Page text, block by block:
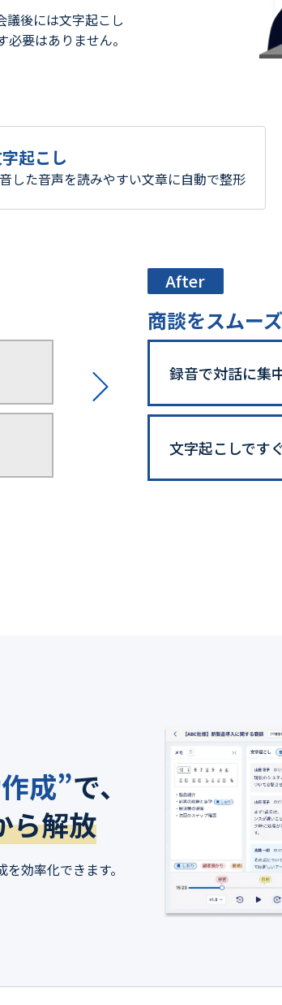
議後には文字起こし
要はありません。
起こし
した音声を読みやすい文章に自動で整形
After
商談をスムー
録音で対話に集
文字起こしです
成”で、
ら解放
効率化できます。